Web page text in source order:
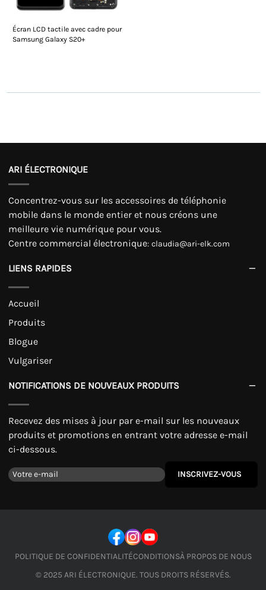
Écran LCD tactile avec cadre pour
Samsung Galaxy S20+
ARI ÉLECTRONIQUE
Concentrez-vous sur les accessoires de téléphonie
mobile dans le monde entier et nous créons une
meilleure vie numérique pour vous.
Centre commercial électronique: claudia@ari-elk.com
LIENS RAPIDES
Accueil
Produits
Blogue
Vulgariser
NOTIFICATIONS DE NOUVEAUX PRODUITS
Recevez des mises à jour par e-mail sur les nouveaux
produits et promotions en entrant votre adresse e-mail
ci-dessous.
INSCRIVEZ-VOUS
POLITIQUE DE CONFIDENTIALITÉCONDITIONSÀ PROPOS DE NOUS
© 2025 ARI ÉLECTRONIQUE. TOUS DROITS RÉSERVÉS.